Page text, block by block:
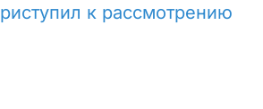
к рассмотрению